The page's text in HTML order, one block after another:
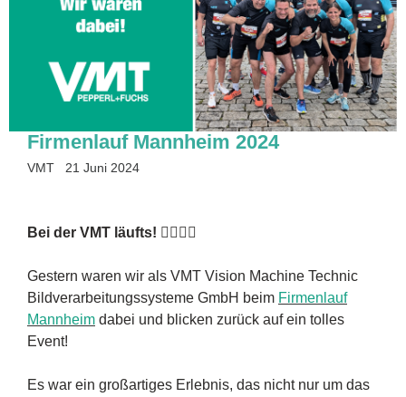
Firmenlauf Mannheim 2024
VMT 21 Juni 2024
Bei der VMT läufts! 🏃‍♂️🏃‍♀️
Gestern waren wir als VMT Vision Machine Technic
Bildverarbeitungssysteme GmbH beim Firmenlauf
Mannheim dabei und blicken zurück auf ein tolles
Event!
Es war ein großartiges Erlebnis, das nicht nur um das